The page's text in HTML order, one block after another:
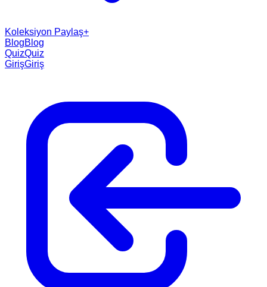
Koleksiyon Paylaş+
BlogBlog
QuizQuiz
GirişGiriş